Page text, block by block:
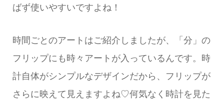
ばず使いやすいですよね！
時間ごとのアートはご紹介しましたが、「分」の
フリップにも時々アートが入っているんです。時
計自体がシンプルなデザインだから、フリップが
さらに映えて見えますよね♡何気なく時計を見た